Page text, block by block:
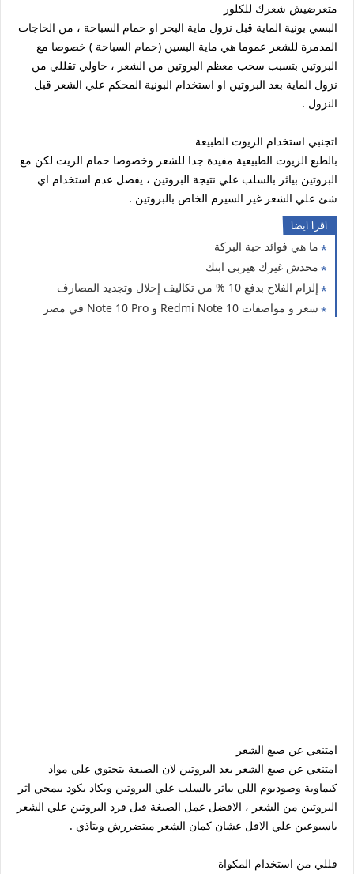
متعرضيش شعرك للكلور
البسي بونية الماية قبل نزول ماية البحر او حمام السباحة ، من الحاجات
المدمرة للشعر عموما هي ماية البسين (حمام السباحة ) خصوصا مع
البروتين بتسبب سحب معظم البروتين من الشعر ، حاولي تقللي من
نزول الماية بعد البروتين او استخدام البونية المحكم علي الشعر قبل
النزول .
اتجنبي استخدام الزيوت الطبيعة
بالطبع الزيوت الطبيعية مفيدة جدا للشعر وخصوصا حمام الزيت لكن مع
البروتين بياثر بالسلب علي نتيجة البروتين ، يفضل عدم استخدام اي
شئ علي الشعر غير السيرم الخاص بالبروتين .
اقرا ايضا
ما هي فوائد حبة البركة
محدش غيرك هيربي ابنك
إلزام الفلاح بدفع 10 % من تكاليف إحلال وتجديد المصارف
سعر و مواصفات Redmi Note 10 و Note 10 Pro في مصر
امتنعي عن صبغ الشعر
امتنعي عن صبغ الشعر بعد البروتين لان الصبغة بتحتوي علي مواد
كيماوية وصوديوم اللي بياثر بالسلب علي البروتين ويكاد يكود بيمحي اثر
البروتين من الشعر ، الافضل عمل الصبغة قبل فرد البروتين علي الشعر
باسبوعين علي الاقل عشان كمان الشعر ميتضررش ويتاذي .
قللي من استخدام المكواة